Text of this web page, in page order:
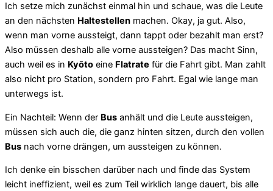
Ich setze mich zunächst einmal hin und schaue, was die Leute
an den nächsten Haltestellen machen. Okay, ja gut. Also,
wenn man vorne aussteigt, dann tappt oder bezahlt man erst?
Also müssen deshalb alle vorne aussteigen? Das macht Sinn,
auch weil es in Kyōto eine Flatrate für die Fahrt gibt. Man zahlt
also nicht pro Station, sondern pro Fahrt. Egal wie lange man
unterwegs ist.
Ein Nachteil: Wenn der Bus anhält und die Leute aussteigen,
müssen sich auch die, die ganz hinten sitzen, durch den vollen
Bus nach vorne drängen, um aussteigen zu können.
Ich denke ein bisschen darüber nach und finde das System
leicht ineffizient, weil es zum Teil wirklich lange dauert, bis alle